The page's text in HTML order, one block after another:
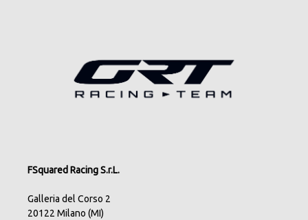
FSquared Racing S.r.L.
Galleria del Corso 2
20122 Milano (MI)